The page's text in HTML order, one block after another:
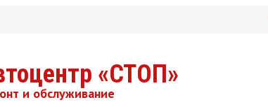
«СТОП»
и обслуживание